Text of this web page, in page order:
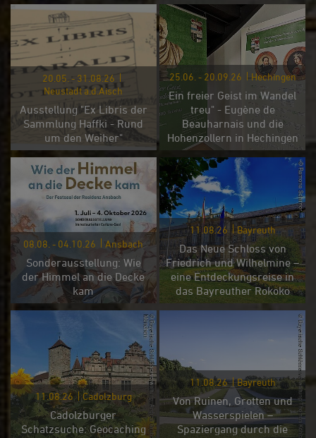
20.05. - 31.08.26
Neustadt a.d.Aisch
Ausstellung "Ex Libris der
Sammlung Haffki - Rund
um den Weiher"
25.06. - 20.09.26 Hechingen
Ein freier Geist im Wandel
treu" - Eugène de
Beauharnais und die
Hohenzollern in Hechingen
08.08. - 04.10.26 Ansbach
Sonderausstellung: Wie
der Himmel an die Decke
kam
11.08.26 Bayreuth
Das Neue Schloss von
Friedrich und Wilhelmine –
eine Entdeckungsreise in
das Bayreuther Rokoko
11.08.26 Cadolzburg
Cadolzburger
Schatzsuche: Geocaching
11.08.26 Bayreuth
Von Ruinen, Grotten und
Wasserspielen –
Spaziergang durch die